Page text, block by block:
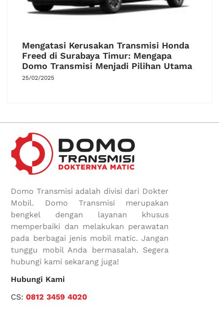
Mengatasi Kerusakan Transmisi Honda
Freed di Surabaya Timur: Mengapa
Domo Transmisi Menjadi Pilihan Utama
25/02/2025
Domo Transmisi adalah divisi dari Dokter
Mobil. Domo Transmisi merupakan
bengkel dengan layanan khusus
memperbaiki dan melakukan perawatan
pada berbagai jenis mobil matic. Jangan
tunggu mobil Anda bermasalah. Segera
hubungi kami sekarang juga!
Hubungi Kami
CS:0812 3459 4020